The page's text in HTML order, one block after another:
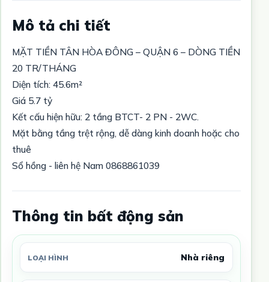
Mô tả chi tiết
MẶT TIỀN TÂN HÒA ĐÔNG – QUẬN 6 – DÒNG TIỀN
20 TR/THÁNG
Diện tích: 45.6m²
Giá 5.7 tỷ
Kết cấu hiện hữu: 2 tầng BTCT- 2 PN - 2WC.
Mặt bằng tầng trệt rộng, dễ dàng kinh doanh hoặc cho
thuê
Sổ hồng - liên hệ Nam 0868861039
Thông tin bất động sản
LOẠI HÌNH Nhà riêng